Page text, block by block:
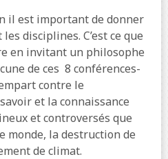
il est important de donner
disciplines. C’est ce que
en invitant un philosophe
de ces 8 conférences-
contre le
et la connaissance
et controversés que
monde, la destruction de
de climat.